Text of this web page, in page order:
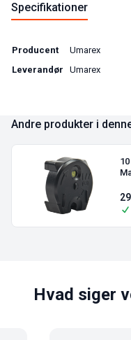
Specifikationer
Producent
Umarex
Leverandør
Umarex
Andre produkter i
Hvad siger